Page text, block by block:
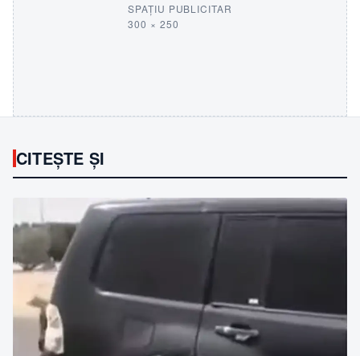
SPAȚIU PUBLICITAR
300 × 250
CITEȘTE ȘI